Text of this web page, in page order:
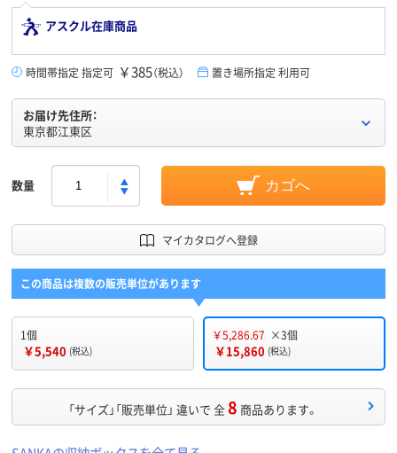
アスクル在庫商品
時間帯指定 指定可 ￥385（税込） 置き場所指定 利用可
お届け先住所：
東京都江東区
数量 カゴへ
マイカタログへ登録
この商品は複数の販売単位があります
1個
￥5,540 (税込)
￥5,286.67 ×3個
￥15,860 (税込)
「サイズ」「販売単位」 違いで 全8 商品あります。